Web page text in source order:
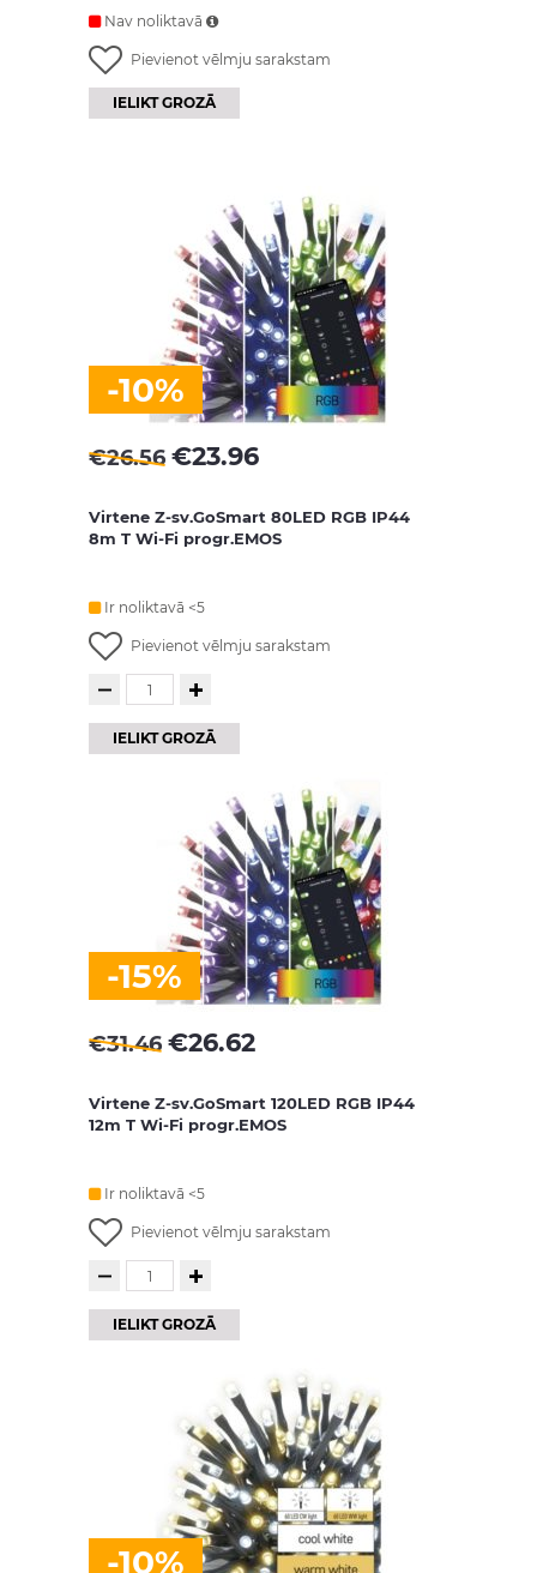
Nav noliktavā
Pievienot vēlmju sarakstam
IELIKT GROZĀ
-10%
€26.56 €23.96
Virtene Z-sv.GoSmart 80LED RGB IP44
8m T Wi-Fi progr.EMOS
Ir noliktavā <5
Pievienot vēlmju sarakstam
IELIKT GROZĀ
-15%
€31.46 €26.62
Virtene Z-sv.GoSmart 120LED RGB IP44
12m T Wi-Fi progr.EMOS
Ir noliktavā <5
Pievienot vēlmju sarakstam
IELIKT GROZĀ
-10%